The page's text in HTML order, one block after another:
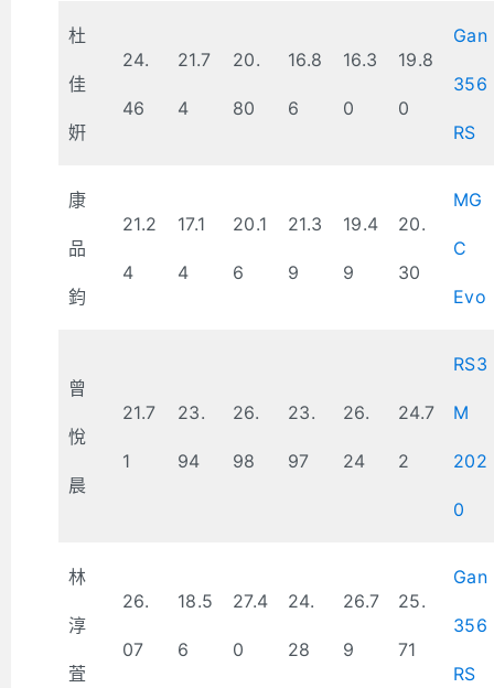
杜
佳
姸
24.
46
21.7
4
20.
80
16.8
6
16.3
0
19.8
0
Gan
356
RS
康
品
鈞
21.2
4
17.1
4
20.1
6
21.3
9
19.4
9
20.
30
MG
C
Evo
曾
悅
晨
21.7
1
23.
94
26.
98
23.
97
26.
24
24.7
2
RS3
M
202
0
林
淳
萓
26.
07
18.5
6
27.4
0
24.
28
26.7
9
25.
71
Gan
356
RS